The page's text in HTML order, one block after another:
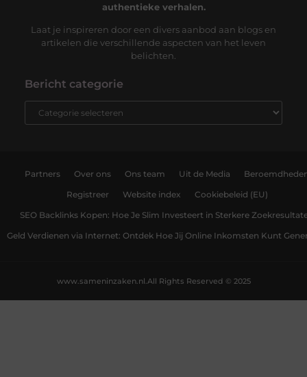
authentieke verhalen.
Laat je inspireren door een divers aanbod aan blogs en
artikelen die verschillende aspecten van het leven
belichten.
Bericht categorie
Partners Over ons Ons team Uit de Media
Registreer Website index Cookiebeleid (EU)
SEO Backlinks Kopen: Hoe Je Slim Investeert in Sterkere
Geld Verdienen via Internet: Ontdek Hoe Jij Online Inkomsten Kunt
All Rights Reserved © 2025
www.sameninzaken.nl.